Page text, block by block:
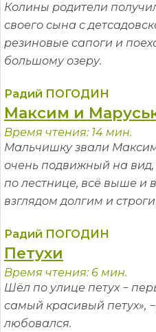
Колины родители
своего сына с
резиновые сапоги и
большому озеру.
Радий ПОГОДИН
Максим и
Время чтения: 14 мин.
Мальчишку звали
очень подвижный на
по лестнице, всё выше и
взглядом долгим и
Радий ПОГОДИН
Петухи
Время чтения: 6 мин.
Шёл по улице петух −
самый красивый петух»,
любовался.